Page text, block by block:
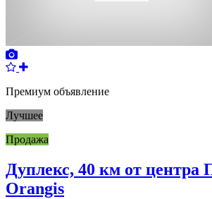
Премиум объявление
Лучшее
Продажа
Дуплекс, 40 км от центра
Orangis